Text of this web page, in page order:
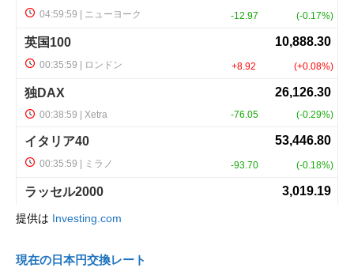
提供は Investing.com
現在の日本円交換レート